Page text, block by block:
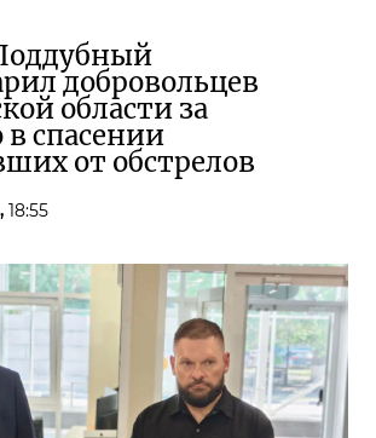
добровольцев
области за
спасении
от обстрелов
18:55